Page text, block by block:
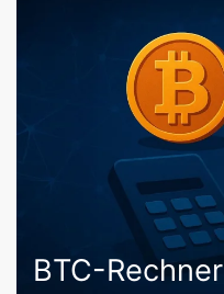
BTC-Rechner